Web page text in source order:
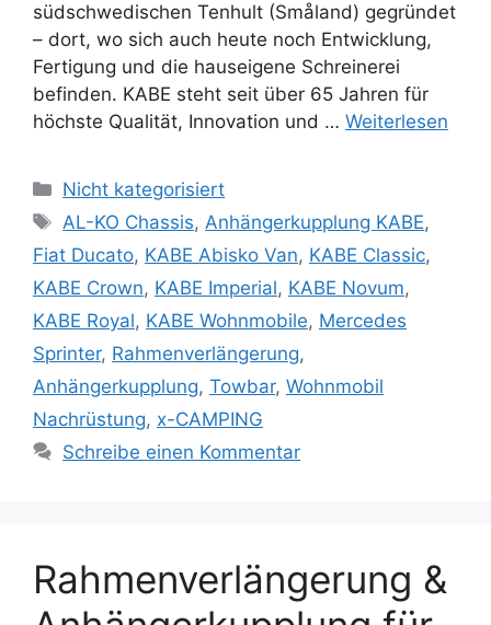
südschwedischen Tenhult (Småland) gegründet
– dort, wo sich auch heute noch Entwicklung,
Fertigung und die hauseigene Schreinerei
befinden. KABE steht seit über 65 Jahren für
höchste Qualität, Innovation und … Weiterlesen
Kategorien
Nicht kategorisiert
Schlagwörter
AL-KO Chassis,Anhängerkupplung KABE,
Fiat Ducato, KABE Abisko Van, KABE Classic,
KABE Crown, KABE Imperial, KABE Novum,
KABE Royal, KABE Wohnmobile, Mercedes
Sprinter, Rahmenverlängerung,
Anhängerkupplung, Towbar, Wohnmobil
Nachrüstung, x-CAMPING
Schreibe einen Kommentar
Rahmenverlängerung &